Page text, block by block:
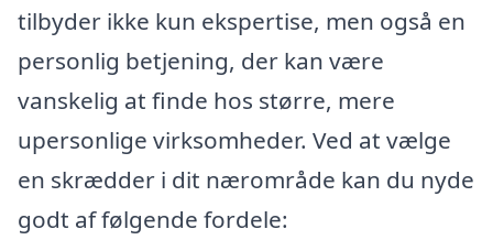
tilbyder ikke kun ekspertise, men også en
personlig betjening, der kan være
vanskelig at finde hos større, mere
upersonlige virksomheder. Ved at vælge
en skrædder i dit nærområde kan du nyde
godt af følgende fordele: